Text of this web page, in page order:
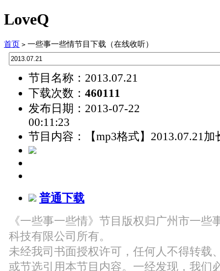
LoveQ
首页 > 一些事一些情节目下载（在线收听）
节目名称：2013.07.21
下载次数： 460111
发布日期：2013-07-22
00:11:23
节目内容：【mp3格式】2013.07.21加
普通下载
《一些事一些情》节目版权归广州市一些
科技有限公司所有。
未经我司书面授权许可，任何人不得转载
或节选引用本节目内容。一经发现，我们